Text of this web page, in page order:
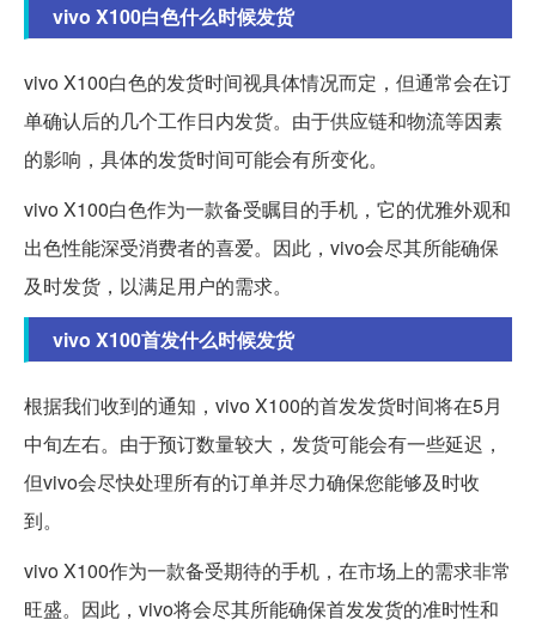
vivo X100白色什么时候发货
vivo X100白色的发货时间视具体情况而定，但通常会在订
单确认后的几个工作日内发货。由于供应链和物流等因素
的影响，具体的发货时间可能会有所变化。
vivo X100白色作为一款备受瞩目的手机，它的优雅外观和
出色性能深受消费者的喜爱。因此，vivo会尽其所能确保
及时发货，以满足用户的需求。
vivo X100首发什么时候发货
根据我们收到的通知，vivo X100的首发发货时间将在5月
中旬左右。由于预订数量较大，发货可能会有一些延迟，
但vivo会尽快处理所有的订单并尽力确保您能够及时收
到。
vivo X100作为一款备受期待的手机，在市场上的需求非常
旺盛。因此，vivo将会尽其所能确保首发发货的准时性和